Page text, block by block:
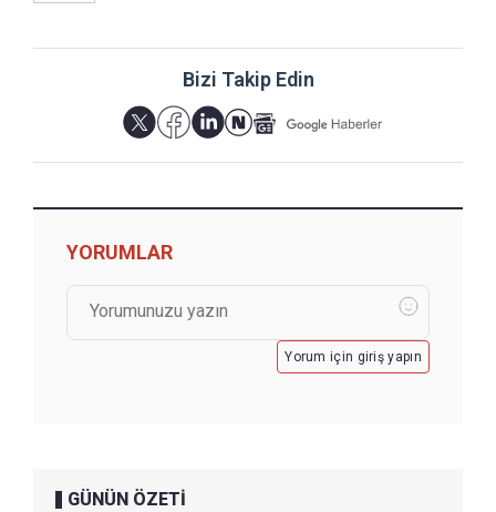
Bizi Takip Edin
YORUMLAR
Yorum için giriş yapın
GÜNÜN ÖZETİ